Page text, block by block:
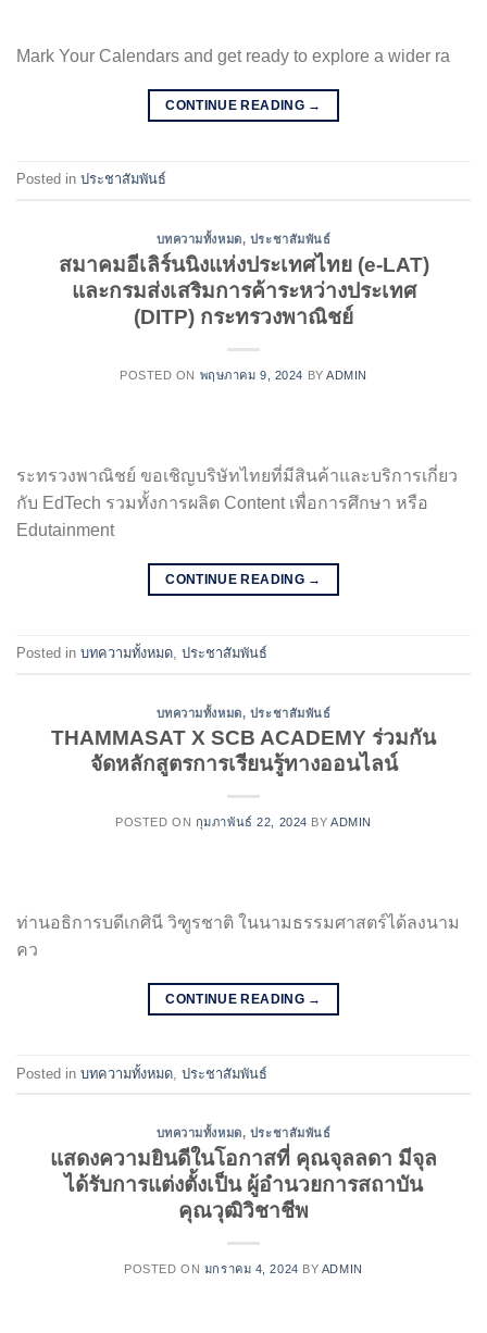
Mark Your Calendars and get ready to explore a wider ra
CONTINUE READING →
Posted in ประชาสัมพันธ์
บทความทั้งหมด, ประชาสัมพันธ์
สมาคมอีเลิร์นนิงแห่งประเทศไทย (e-LAT)
และกรมส่งเสริมการค้าระหว่างประเทศ
(DITP) กระทรวงพาณิชย์
POSTED ON พฤษภาคม 9, 2024 BYADMIN
ระทรวงพาณิชย์ ขอเชิญบริษัทไทยที่มีสินค้าและบริการเกี่ยว
กับ EdTech รวมทั้งการผลิต Content เพื่อการศึกษา หรือ
Edutainment
CONTINUE READING →
Posted in บทความทั้งหมด, ประชาสัมพันธ์
บทความทั้งหมด, ประชาสัมพันธ์
THAMMASAT X SCB ACADEMY ร่วมกัน
จัดหลักสูตรการเรียนรู้ทางออนไลน์
POSTED ON กุมภาพันธ์ 22, 2024 BY ADMIN
ท่านอธิการบดีเกศินี วิฑูรชาติ ในนามธรรมศาสตร์ได้ลงนาม
คว
CONTINUE READING →
Posted in บทความทั้งหมด ประชาสัมพันธ์
บทความทั้งหมด, ประชาสัมพันธ์
แสดงความยินดีในโอกาสที่ คุณจุลลดา มีจุล
ได้รับการแต่งตั้งเป็น ผู้อำนวยการสถาบัน
คุณวุฒิวิชาชีพ
POSTED ON มกราคม 4, 2024 BY ADMIN